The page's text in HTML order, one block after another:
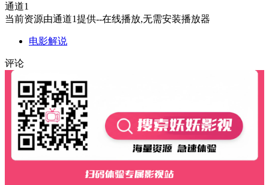
通道1
当前资源由通道1提供--在线播放,无需安装播放器
电影解说
评论